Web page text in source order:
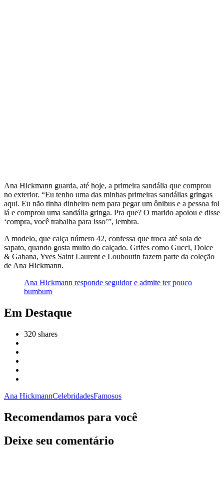
Ana Hickmann guarda, até hoje, a primeira sandália que comprou
no exterior. “Eu tenho uma das minhas primeiras sandálias gringas
aqui. Eu não tinha dinheiro nem para pegar um ônibus e a pessoa foi
lá e comprou uma sandália gringa. Pra que? O marido apoiou e disse
‘compra, você trabalha para isso’”, lembra.
A modelo, que calça número 42, confessa que troca até sola de
sapato, quando gosta muito do calçado. Grifes como Gucci, Dolce
& Gabana, Yves Saint Laurent e Louboutin fazem parte da coleção
de Ana Hickmann.
Ana Hickmann responde seguidor e admite ter pouco
bumbum
Em Destaque
320 shares
Ana HickmannCelebridadesFamosos
Recomendamos para você
Deixe seu comentário